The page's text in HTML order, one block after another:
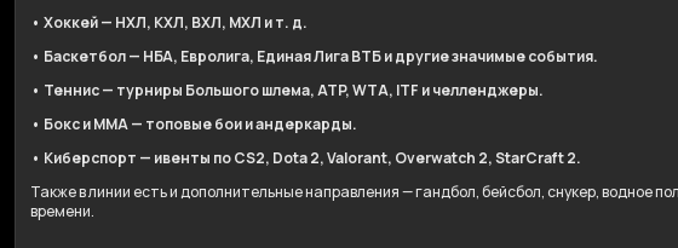
• Хоккей — НХЛ, КХЛ, ВХЛ, МХЛ и т. д.
• Баскетбол — НБА, Евролига, Единая Лига ВТБ и другие значимые события.
• Теннис — турниры Большого шлема, ATP, WTA, ITF и челленджеры.
• Бокс и ММА — топовые бои и андеркарды.
• Киберспорт — ивенты по CS2, Dota 2, Valorant, Overwatch 2, StarCraft 2.
Также в линии есть и дополнительные направления — гандбол, бейсбол, снукер,
времени.